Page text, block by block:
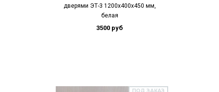
дверями ЭТ-3 1200х400х450 мм,
белая
3500 руб